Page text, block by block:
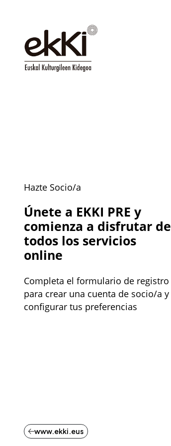
Hazte Socio/a
Únete a EKKI PRE y
comienza a disfrutar de
todos los servicios
online
Completa el formulario de registro
para crear una cuenta de socio/a y
configurar tus preferencias
www.ekki.eus